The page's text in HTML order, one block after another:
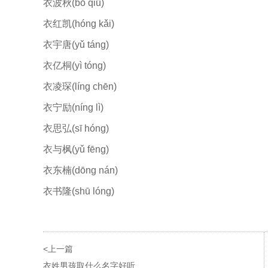
衣波秋(bō qiū)
衣红凯(hóng kǎi)
衣宇唐(yǔ táng)
衣亿桐(yì tóng)
衣凌琛(líng chēn)
衣宁励(níng lì)
衣思弘(sī hóng)
衣与枫(yǔ fēng)
衣东楠(dōng nán)
衣书隆(shū lóng)
<上一篇
衣姓男孩取什么名字好听